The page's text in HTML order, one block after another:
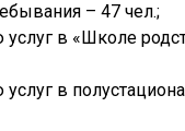
– 47 чел.;
в «Школе
услуг в